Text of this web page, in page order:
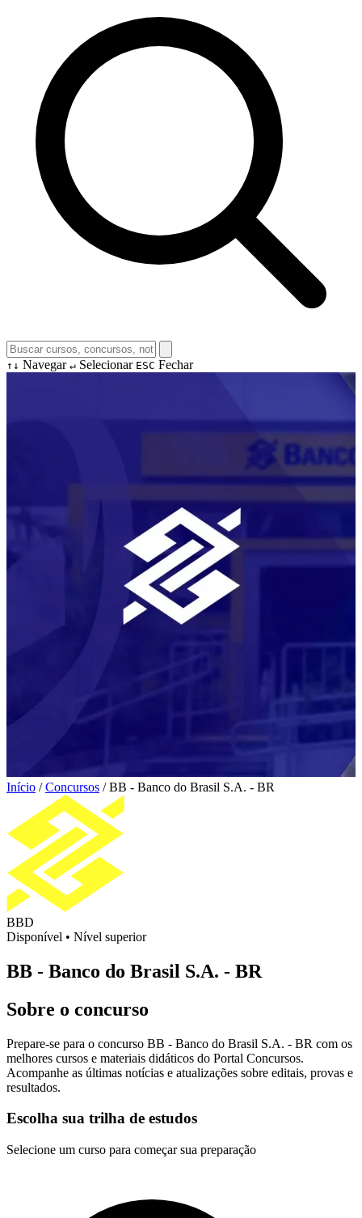
↑↓ Navegar ↵ Selecionar ESC Fechar
Início / Concursos / BB - Banco do Brasil S.A. - BR
BBD
Disponível • Nível superior
BB - Banco do Brasil S.A. - BR
Sobre o concurso
Prepare-se para o concurso BB - Banco do Brasil S.A. - BR com os
melhores cursos e materiais didáticos do Portal Concursos.
Acompanhe as últimas notícias e atualizações sobre editais, provas e
resultados.
Escolha sua trilha de estudos
Selecione um curso para começar sua preparação